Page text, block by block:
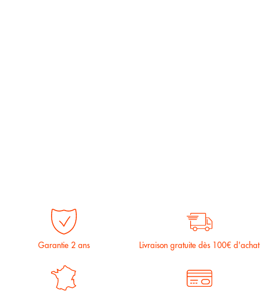
Garantie 2 ans Livraison gratuite dès 100€ d'achat